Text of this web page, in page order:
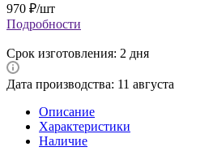
970 ₽/шт
Подробности
Срок изготовления: 2 дня
Дата производства: 11 августа
Описание
Характеристики
Наличие